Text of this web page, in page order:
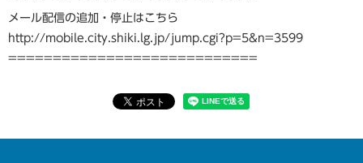
メール配信の追加・停止はこちら
http://mobile.city.shiki.lg.jp/jump.cgi?p=5&n=3599
============================